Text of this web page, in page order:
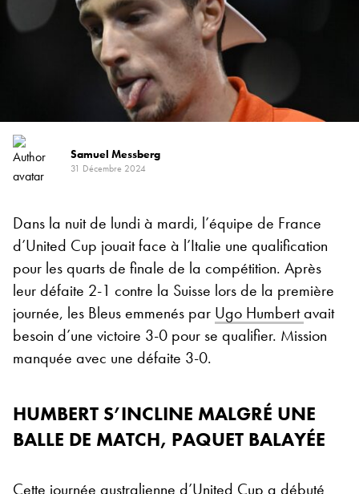
Samuel Messberg
31 Décembre 2024
Dans la nuit de lundi à mardi, l’équipe de France
d’United Cup jouait face à l’Italie une qualification
pour les quarts de finale de la compétition. Après
leur défaite 2-1 contre la Suisse lors de la première
journée, les Bleus emmenés par Ugo Humbertavait
besoin d’une victoire 3-0 pour se qualifier. Mission
manquée avec une défaite 3-0.
HUMBERT S’INCLINE MALGRÉ UNE
BALLE DE MATCH, PAQUET BALAYÉE
Cette journée australienne d’United Cup a débuté